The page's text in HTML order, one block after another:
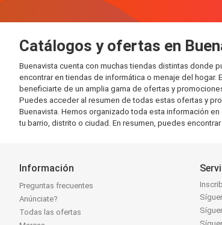
Catálogos y ofertas en
Buenavista cuenta con muchas tiendas distintas donde
encontrar en tiendas de informática o menaje del
beneficiarte de un amplia gama de ofertas y
Puedes acceder al resumen de todas estas ofertas y
Buenavista. Hemos organizado toda esta información
tu barrio, distrito o ciudad. En resumen, puedes
Información
Preguntas frecuentes
Anúnciate?
Todas las ofertas